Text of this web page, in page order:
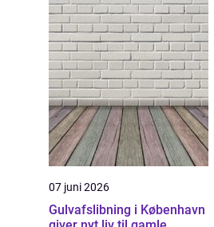
07 juni 2026
Gulvafslibning i København